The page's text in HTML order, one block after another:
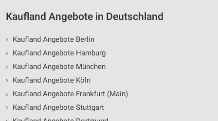
Kaufland Angebote in Deutschland
›
Kaufland Angebote Berlin
›
Kaufland Angebote Hamburg
›
Kaufland Angebote München
›
Kaufland Angebote Köln
›
Kaufland Angebote Frankfurt (Main)
›
Kaufland Angebote Stuttgart